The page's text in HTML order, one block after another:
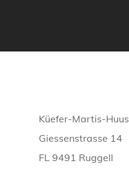
Küefer-Martis-Huus
Giessenstrasse 14
FL 9491 Ruggell